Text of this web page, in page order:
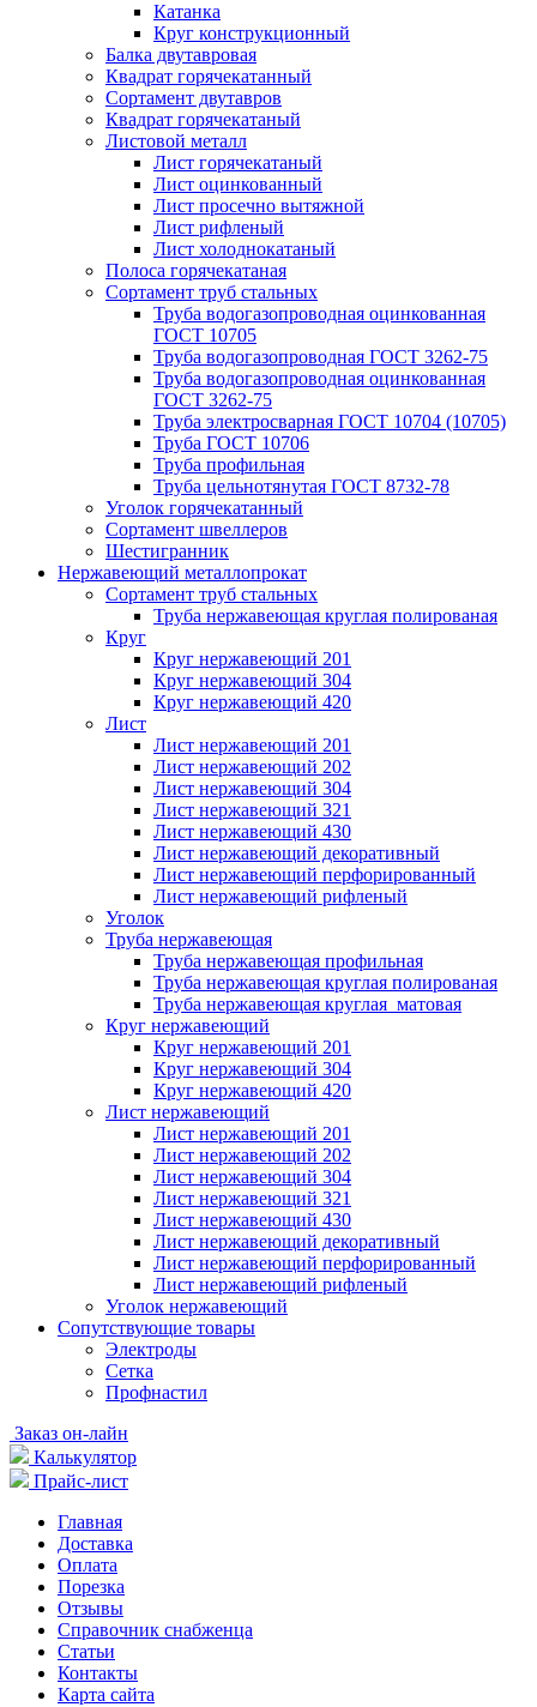
Катанка
Круг конструкционный
Балка двутавровая
Квадрат горячекатанный
Сортамент двутавров
Квадрат горячекатаный
Листовой металл
Лист горячекатаный
Лист оцинкованный
Лист просечно вытяжной
Лист рифленый
Лист холоднокатаный
Полоса горячекатаная
Сортамент труб стальных
Труба водогазопроводная оцинкованная
ГОСТ 10705
Труба водогазопроводная ГОСТ 3262-75
Труба водогазопроводная оцинкованная
ГОСТ 3262-75
Труба электросварная ГОСТ 10704 (10705)
Труба ГОСТ 10706
Труба профильная
Труба цельнотянутая ГОСТ 8732-78
Уголок горячекатанный
Сортамент швеллеров
Шестигранник
Нержавеющий металлопрокат
Сортамент труб стальных
Труба нержавеющая круглая полированая
Круг
Круг нержавеющий 201
Круг нержавеющий 304
Круг нержавеющий 420
Лист
Лист нержавеющий 201
Лист нержавеющий 202
Лист нержавеющий 304
Лист нержавеющий 321
Лист нержавеющий 430
Лист нержавеющий декоративный
Лист нержавеющий перфорированный
Лист нержавеющий рифленый
Уголок
Труба нержавеющая
Труба нержавеющая профильная
Труба нержавеющая круглая полированая
Труба нержавеющая круглая матовая
Круг нержавеющий
Круг нержавеющий 201
Круг нержавеющий 304
Круг нержавеющий 420
Лист нержавеющий
Лист нержавеющий 201
Лист нержавеющий 202
Лист нержавеющий 304
Лист нержавеющий 321
Лист нержавеющий 430
Лист нержавеющий декоративный
Лист нержавеющий перфорированный
Лист нержавеющий рифленый
Уголок нержавеющий
Cопутствующие товары
Электроды
Сетка
Профнастил
Заказ он-лайн
Калькулятор
Прайс-лист
Главная
Доставка
Оплата
Порезка
Отзывы
Справочник снабженца
Статьи
Контакты
Карта сайта